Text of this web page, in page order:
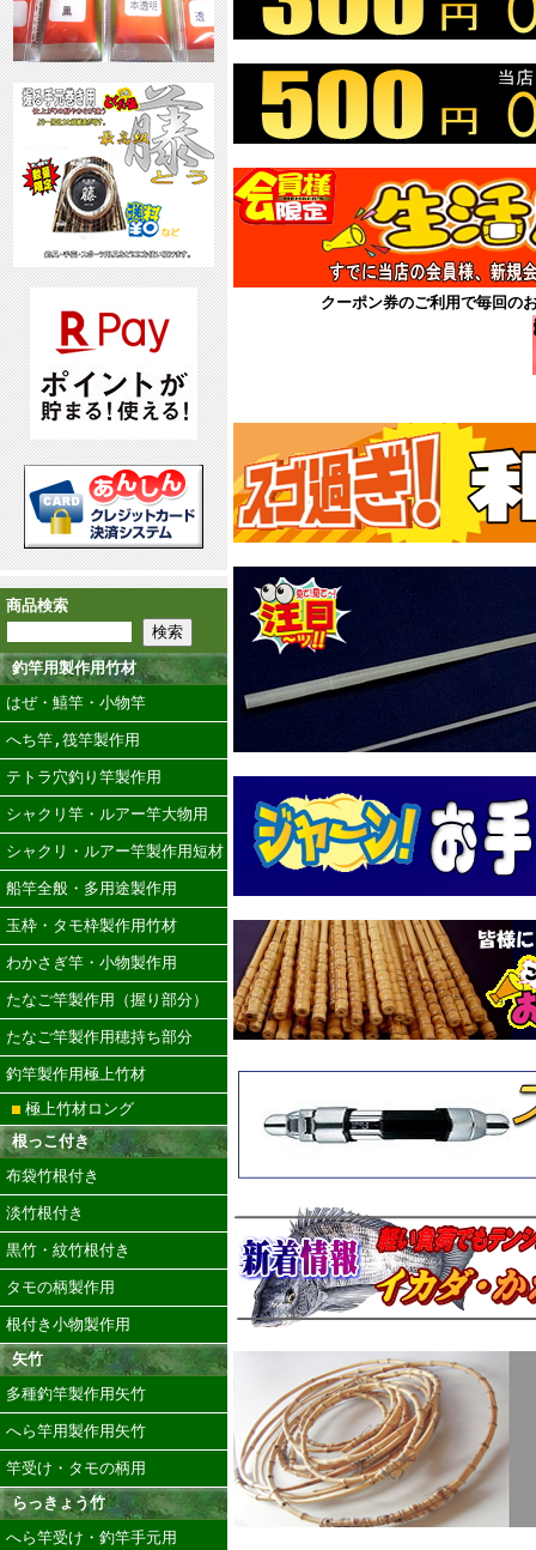
商品検索
釣竿用製作用竹材
はぜ・鱚竿・小物竿
へち竿,筏竿製作用
テトラ穴釣り竿製作用
シャクリ竿・ルアー竿大物用
シャクリ・ルアー竿製作用短材
船竿全般・多用途製作用
玉枠・タモ枠製作用竹材
わかさぎ竿・小物製作用
たなご竿製作用（握り部分）
たなご竿製作用穂持ち部分
釣竿製作用極上竹材
極上竹材ロング
根っこ付き
布袋竹根付き
淡竹根付き
黒竹・紋竹根付き
タモの柄製作用
根付き小物製作用
矢竹
多種釣竿製作用矢竹
へら竿用製作用矢竹
竿受け・タモの柄用
らっきょう竹
へら竿受け・釣竿手元用
クーポン券のご利用で毎回の